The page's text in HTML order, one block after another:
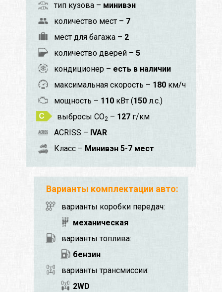
тип кузова – минивэн
количество мест – 7
мест для багажа – 2
количество дверей – 5
кондиционер – есть в наличии
максимальная скорость – 180 км/ч
мощность – 110 кВт (150 л.с.)
выбросы CO2 – 127 г/км
ACRISS – IVAR
Класс – Минивэн 5-7 мест
Варианты комплектации авто:
варианты коробки передач:
механическая
варианты топлива:
бензин
варианты трансмиссии:
2WD